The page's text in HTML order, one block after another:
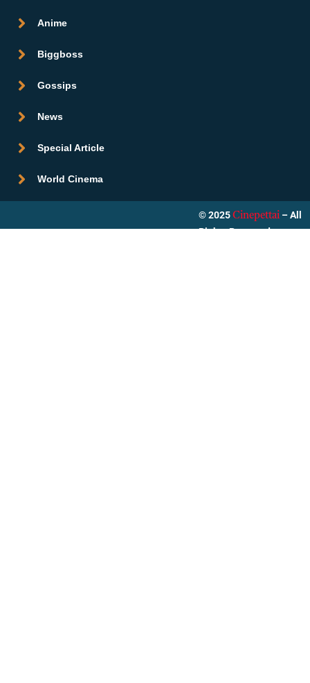
Anime
Biggboss
Gossips
News
Special Article
World Cinema
© 2025 Cinepettai – All
Rights Reserved